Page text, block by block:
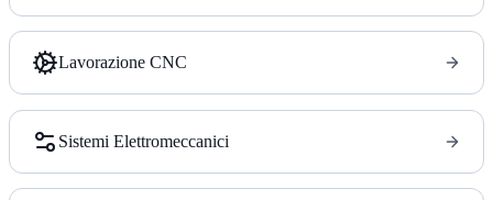
Lavorazione CNC
Sistemi Elettromeccanici